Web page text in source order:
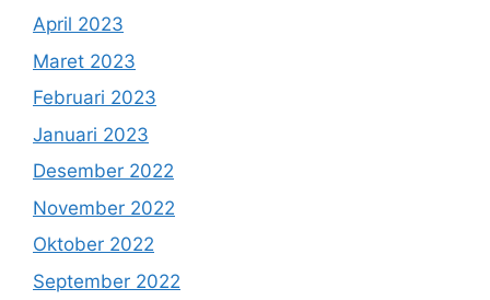
April 2023
Maret 2023
Februari 2023
Januari 2023
Desember 2022
November 2022
Oktober 2022
September 2022